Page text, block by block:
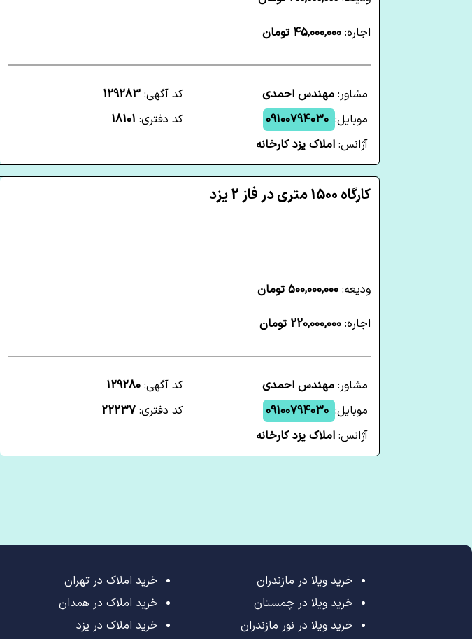
اجاره: 45,000,000 تومان
مشاور: مهندس احمدی
موبایل: 09100794030
آژانس: املاک یزد کارخانه
کد آگهی: 129283
کد دفتری: 18101
کارگاه 1500 متری در فاز 2 یزد
ودیعه: 500,000,000 تومان
اجاره: 220,000,000 تومان
مشاور: مهندس احمدی
موبایل: 09100794030
آژانس: املاک یزد کارخانه
کد آگهی: 129280
کد دفتری: 22237
خرید ویلا در مازندران
خرید ویلا در چمستان
خرید ویلا در نور مازندران
خرید املاک در تهران
خرید املاک در همدان
خرید املاک در یزد